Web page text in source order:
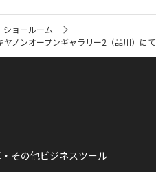
ショールーム
ノンオープンギャラリー2（品川）に
その他ビジネスツール